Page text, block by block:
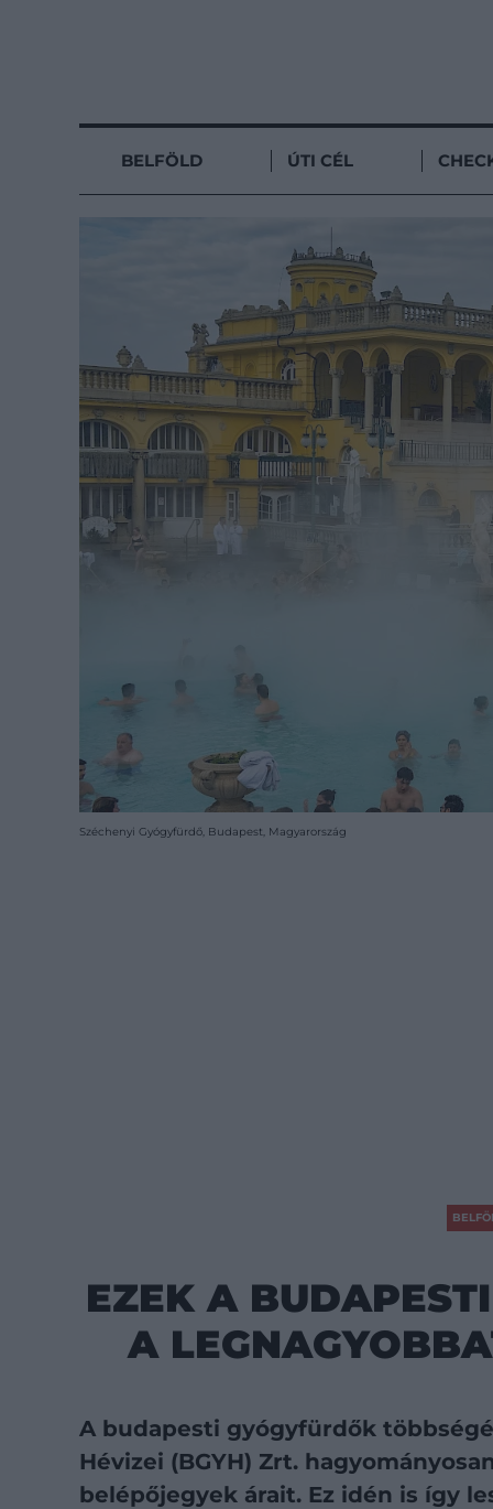
BELFÖLD ÚTI CÉL
Széchenyi Gyógyfürdő, Budapest, Magyarország
EZEK A
A
A budapesti gyógyfürdők
Hévizei (BGYH) Zrt.
belépőjegyek árait. Ez idén is így